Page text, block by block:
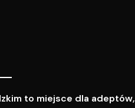
to miejsce dla adeptów,